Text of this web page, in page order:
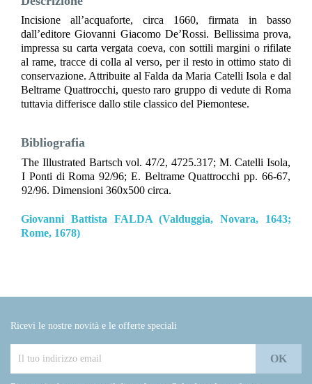
Incisione all’acquaforte, circa 1660, firmata in basso
dall’editore Giovanni Giacomo De’Rossi. Bellissima prova,
impressa su carta vergata coeva, con sottili margini o rifilate
al rame, tracce di colla al verso, per il resto in ottimo stato di
conservazione. Attribuite al Falda da Maria Catelli Isola e dal
Beltrame Quattrocchi, questo raro gruppo di vedute di Roma
tuttavia differisce dallo stile classico del Piemontese.
Bibliografia
The Illustrated Bartsch vol. 47/2, 4725.317; M. Catelli Isola,
I Ponti di Roma 92/96; E. Beltrame Quattrocchi pp. 66-67,
92/96. Dimensioni 360x500 circa.
Giovanni Battista FALDA (Valduggia, Novara, 1643;
Rome, 1678)
Ricevi le nostre novità e le offerte speciali